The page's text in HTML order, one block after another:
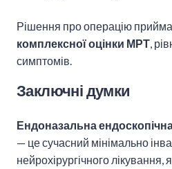
Рішення про операцію
комплексної оцінки МРТ ,
симптомів.
Заключні думки
Ендоназальна ендоскопічна
— це сучасний мінімально
нейрохірургічного лікування,